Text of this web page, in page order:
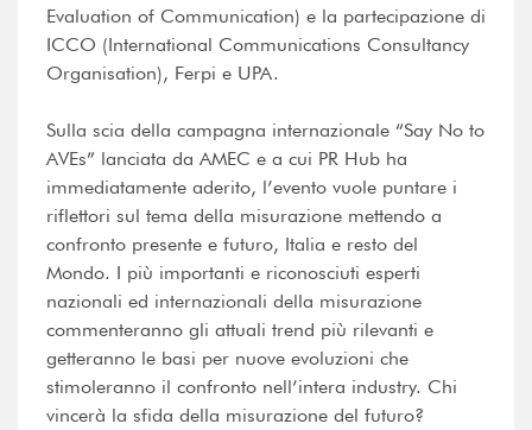
Evaluation of Communication) e la partecipazione di
ICCO (International Communications Consultancy
Organisation), Ferpi e UPA.
Sulla scia della campagna internazionale “Say No to
AVEs” lanciata da AMEC e a cui PR Hub ha
immediatamente aderito, l’evento vuole puntare i
riflettori sul tema della misurazione mettendo a
confronto presente e futuro, Italia e resto del
Mondo. I più importanti e riconosciuti esperti
nazionali ed internazionali della misurazione
commenteranno gli attuali trend più rilevanti e
getteranno le basi per nuove evoluzioni che
stimoleranno il confronto nell’intera industry. Chi
vincerà la sfida della misurazione del futuro?